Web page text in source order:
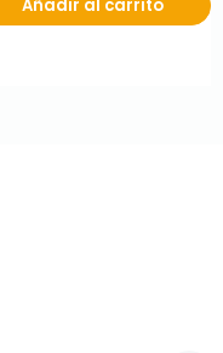
Añadir al carrito